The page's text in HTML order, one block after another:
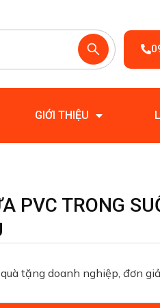
GIỚI THIỆU
PVC TRONG
tặng doanh nghiệp, đơn